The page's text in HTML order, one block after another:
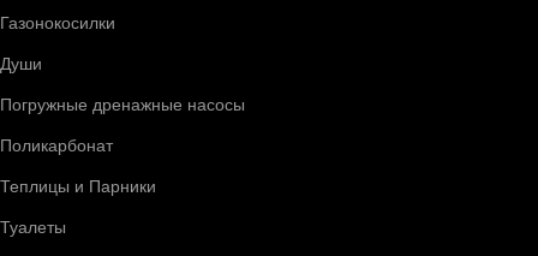
Газонокосилки
Души
Погружные дренажные насосы
Поликарбонат
Теплицы и Парники
Туалеты